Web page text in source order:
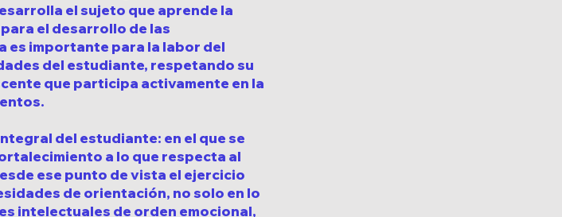
el sujeto que aprende la
el desarrollo de las
es importante para la labor del
del estudiante, respetando su
que participa activamente en la
del estudiante: en el que se
a lo que respecta al
ese punto de vista el ejercicio
de orientación, no solo en lo
intelectuales de orden emocional,